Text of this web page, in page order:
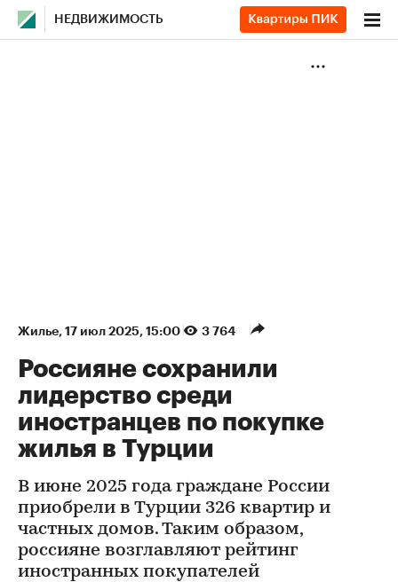
НЕДВИЖИМОСТЬ
Жилье⁠, 17 июл 2025, 15:00 3 764
Россияне сохранили
лидерство среди
иностранцев по покупке
жилья в Турции
В июне 2025 года граждане России
приобрели в Турции 326 квартир и
частных домов. Таким образом,
россияне возглавляют рейтинг
иностранных покупателей